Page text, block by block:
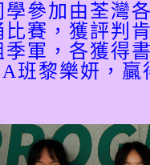
加由荃灣各
賽，獲評判
軍，各獲得
班黎樂妍，